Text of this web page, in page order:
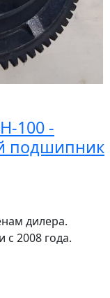
100 -
подшипник
дилера.
с 2008 года.